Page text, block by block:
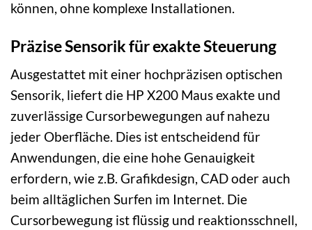
können, ohne komplexe Installationen.
Präzise Sensorik für exakte Steuerung
Ausgestattet mit einer hochpräzisen optischen
Sensorik, liefert die HP X200 Maus exakte und
zuverlässige Cursorbewegungen auf nahezu
jeder Oberfläche. Dies ist entscheidend für
Anwendungen, die eine hohe Genauigkeit
erfordern, wie z.B. Grafikdesign, CAD oder auch
beim alltäglichen Surfen im Internet. Die
Cursorbewegung ist flüssig und reaktionsschnell,